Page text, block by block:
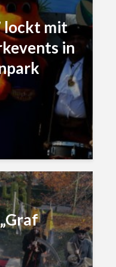
lockt mit
in